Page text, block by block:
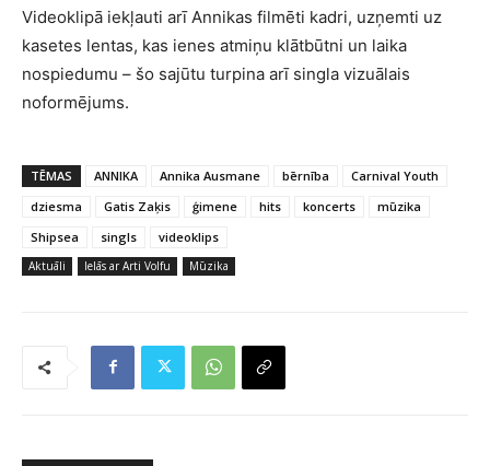
Videoklipā iekļauti arī Annikas filmēti kadri, uzņemti uz
kasetes lentas, kas ienes atmiņu klātbūtni un laika
nospiedumu – šo sajūtu turpina arī singla vizuālais
noformējums.
TĒMAS ANNIKA Annika Ausmane bērnība
Carnival Youth
dziesma
Gatis Zaķis ģimene hits koncerts
mūzika
Shipsea
singls videoklips
Aktuāli Ielās ar Arti Volfu Mūzika